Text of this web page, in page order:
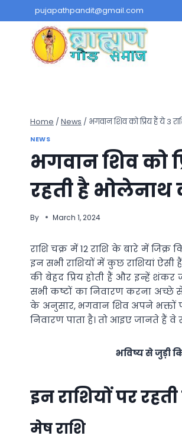
to
content
pujapathpandit@gmail.com
Home / News / भगवान शिव को प्रिय हैं ये 3
NEWS
भगवान शिव को
रहती है भोलेनाथ
By March 1, 2024
राशि चक्र में 12 राशि के बारे में
इन सभी राशियों में कुछ राशियां
की बेहद प्रिय होती हैं और इन्हें
सभी कष्टों का निवारण करना अच्छे
के अनुसार, भगवान शिव अपने भक्तों
निवारण पाता है। तो आइए जानते हैं
भविष्य से जुड़ी
इन राशियों पर
मेष राशि